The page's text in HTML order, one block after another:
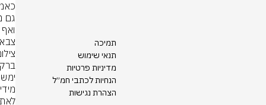
תמיכה
תנאי שימוש
מדיניות פרטיות
הנחיות לכתבי חמ״ל
הצהרת נגישות